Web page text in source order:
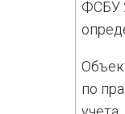
ФСБУ
по